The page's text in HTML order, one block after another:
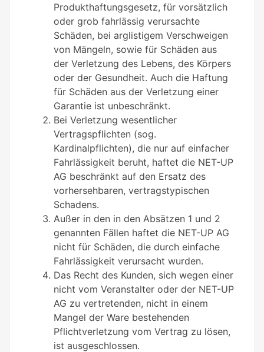
Produkthaftungsgesetz, für vorsätzlich
oder grob fahrlässig verursachte
Schäden, bei arglistigem Verschweigen
von Mängeln, sowie für Schäden aus
der Verletzung des Lebens, des Körpers
oder der Gesundheit. Auch die Haftung
für Schäden aus der Verletzung einer
Garantie ist unbeschränkt.
Bei Verletzung wesentlicher
Vertragspflichten (sog.
Kardinalpflichten), die nur auf einfacher
Fahrlässigkeit beruht, haftet die NET-UP
AG beschränkt auf den Ersatz des
vorhersehbaren, vertragstypischen
Schadens.
Außer in den in den Absätzen 1 und 2
genannten Fällen haftet die NET-UP AG
nicht für Schäden, die durch einfache
Fahrlässigkeit verursacht wurden.
Das Recht des Kunden, sich wegen einer
nicht vom Veranstalter oder der NET-UP
AG zu vertretenden, nicht in einem
Mangel der Ware bestehenden
Pflichtverletzung vom Vertrag zu lösen,
ist ausgeschlossen.